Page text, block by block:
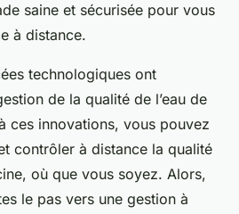
saine et sécurisée pour vous
à distance.
technologiques ont
de la qualité de l’eau de
ces innovations, vous pouvez
contrôler à distance la qualité
où que vous soyez. Alors,
le pas vers une gestion à